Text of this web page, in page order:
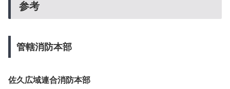
参考
管轄消防本部
佐久広域連合消防本部